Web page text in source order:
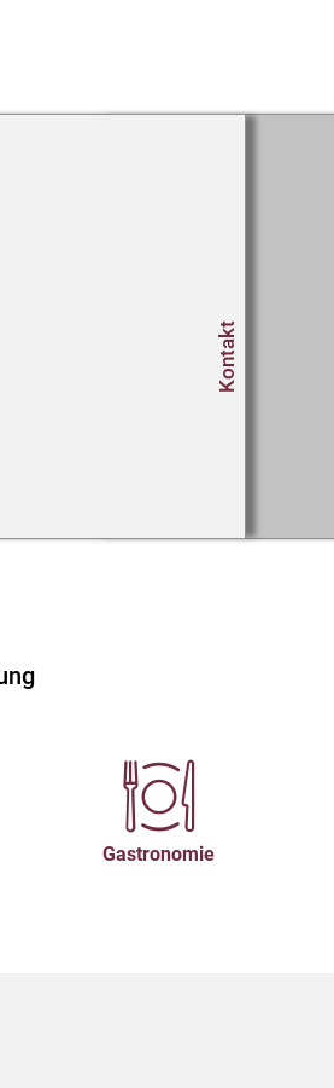
Kontakt
Gastronomie